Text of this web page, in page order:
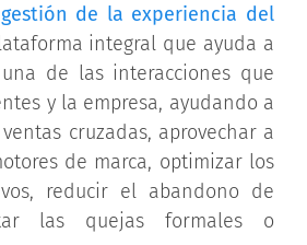
de la experiencia del
integral que ayuda a
de las interacciones que
y la empresa, ayudando a
cruzadas, aprovechar a
de marca, optimizar los
reducir el abandono de
las quejas formales o